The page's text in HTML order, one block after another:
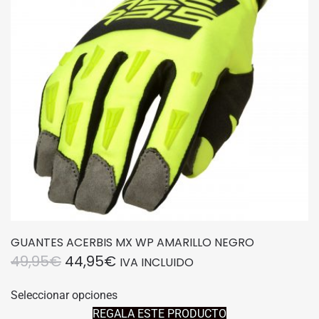
pueden
elegir
en
la
página
de
producto
GUANTES ACERBIS MX WP AMARILLO NEGRO
49,95€ EL
ORIGINAL
44,95€EL
ACTUAL
IVA INCLUIDO
Seleccionar opcionesproducto
REGALA ESTE PRODUCTO